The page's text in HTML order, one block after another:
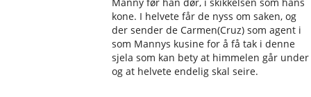
kone. I helvete får de nyss om saken, og
der sender de Carmen(Cruz) som agent i
som Mannys kusine for å få tak i denne
sjela som kan bety at himmelen går under
og at helvete endelig skal seire.